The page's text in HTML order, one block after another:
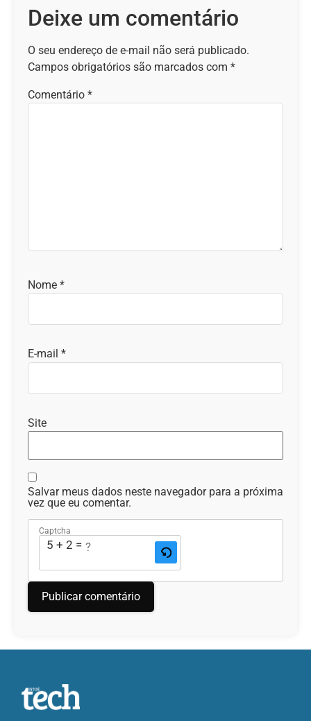
Deixe um comentário
O seu endereço de e-mail não será publicado.
Campos obrigatórios são marcados com *
Comentário *
Nome *
E-mail *
Site
Salvar meus dados neste navegador para a próxima
vez que eu comentar.
Captcha
5 + 2 = ?